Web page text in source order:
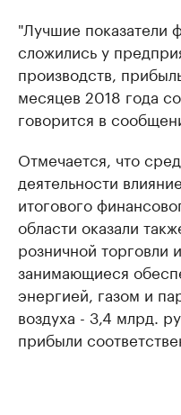
"Лучшие показатели
сложились у
производств,
месяцев 2018 года
говорится в
Отмечается, что
деятельности
итогового
области оказали
розничной торговли
занимающиеся
энергией, газом и
воздуха - 3,4 млрд.
прибыли